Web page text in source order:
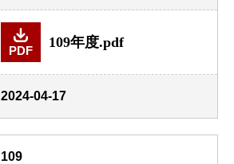
PDF
109年度.pdf
2024-04-17
109